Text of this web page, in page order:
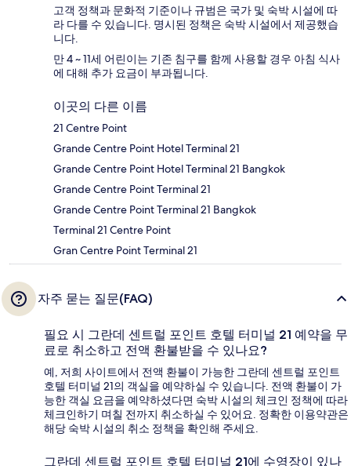
고객 정책과 문화적 기준이나 규범은 국가 및 숙박 시설에 따
라 다를 수 있습니다. 명시된 정책은 숙박 시설에서 제공했습
니다.
만 4 ~ 11세 어린이는 기존 침구를 함께 사용할 경우 아침 식사
에 대해 추가 요금이 부과됩니다.
이곳의 다른 이름
21 Centre Point
Grande Centre Point Hotel Terminal 21
Grande Centre Point Hotel Terminal 21 Bangkok
Grande Centre Point Terminal 21
Grande Centre Point Terminal 21 Bangkok
Terminal 21 Centre Point
Gran Centre Point Terminal 21
자주 묻는 질문(FAQ)
필요 시 그란데 센트럴 포인트 호텔 터미널 21 예약을 무
료로 취소하고 전액 환불받을 수 있나요?
예, 저희 사이트에서 전액 환불이 가능한 그란데 센트럴 포인트
호텔 터미널 21의 객실을 예약하실 수 있습니다. 전액 환불이 가
능한 객실 요금을 예약하셨다면 숙박 시설의 체크인 정책에 따라
체크인하기 며칠 전까지 취소하실 수 있어요. 정확한 이용약관은
해당 숙박 시설의 취소 정책을 확인해 주세요.
그란데 센트럴 포인트 호텔 터미널 21에 수영장이 있나